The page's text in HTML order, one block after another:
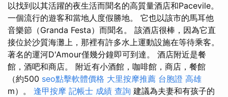
以找到以其活躍的夜生活而聞名的高質量酒店和Pacevile。
一個流行的遊客和當地人度假勝地。 它也以該市的馬耳他
音樂節（Granda Festa）而聞名。 該酒店很棒，因為它直
接位於沙質海灘上，那裡有許多水上運動設施在等待乘客。
著名的運河D'Amour僅幾分鐘即可到達。 酒店附近是餐
館，酒吧和商店。 附近有小酒館，咖啡館，商店，餐館
（約500 seo點擊軟體價格 大里按摩推薦 台胞證 高雄
m）。 逢甲按摩 記帳士 成績 查詢 建議為夫妻和有孩子的